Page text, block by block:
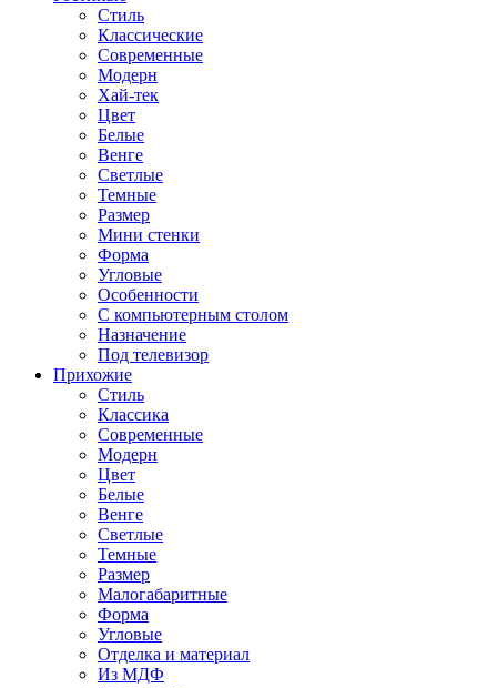
Стиль
Классические
Современные
Модерн
Хай-тек
Цвет
Белые
Венге
Светлые
Темные
Размер
Мини стенки
Форма
Угловые
Особенности
С компьютерным столом
Назначение
Под телевизор
Прихожие
Стиль
Классика
Современные
Модерн
Цвет
Белые
Венге
Светлые
Темные
Размер
Малогабаритные
Форма
Угловые
Отделка и материал
Из МДФ